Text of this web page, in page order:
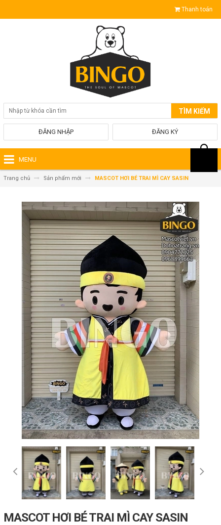
Thanh toán
TÌM KIẾM
ĐĂNG KÝ
ĐĂNG NHẬP
MENU
Trang chủ Sản phẩm mới MASCOT HƠI BÉ TRAI MÌ CAY SASIN
MASCOT HƠI BÉ TRAI MÌ CAY SASIN